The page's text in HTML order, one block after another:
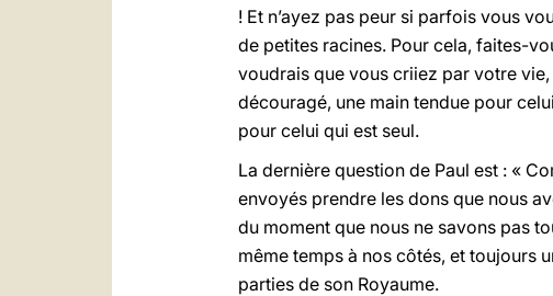
! Et n’ayez pas peur si parfois vous
de petites racines. Pour cela, faites-
voudrais que vous criiez par votre
découragé, une main tendue pour
pour celui qui est seul.
La dernière question de Paul est : «
envoyés prendre les dons que nous
du moment que nous ne savons pas
même temps à nos côtés, et toujours
parties de son Royaume.